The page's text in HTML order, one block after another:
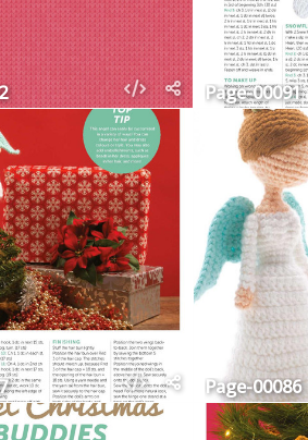
Page-00091
Page-00086